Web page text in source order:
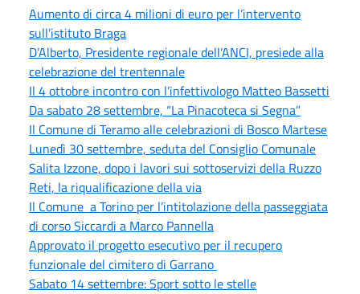
Aumento di circa 4 milioni di euro per l’intervento
sull’istituto Braga
D’Alberto, Presidente regionale dell’ANCI, presiede alla
celebrazione del trentennale
Il 4 ottobre incontro con l’infettivologo Matteo Bassetti
Da sabato 28 settembre, “La Pinacoteca si Segna”
Il Comune di Teramo alle celebrazioni di Bosco Martese
Lunedì 30 settembre, seduta del Consiglio Comunale
Salita Izzone, dopo i lavori sui sottoservizi della Ruzzo
Reti, la riqualificazione della via
Il Comune a Torino per l’intitolazione della passeggiata
di corso Siccardi a Marco Pannella
Approvato il progetto esecutivo per il recupero
funzionale del cimitero di Garrano
Sabato 14 settembre: Sport sotto le stelle